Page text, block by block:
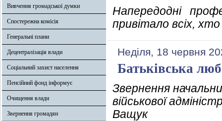
Вивчення громадської думки
Спостережна комісія
Генеральні плани
Децентралізація влади
Соціальний захист населення
Пенсійний фонд інформує
Очищення влади
Звернення громадян
Напередодні
привітало всіх,
Неділя, 18 червня
Батьківська
Звернення
військової
Ващук